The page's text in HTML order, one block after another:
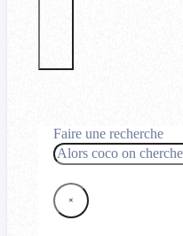
Faire une recherche
Rechercher
×